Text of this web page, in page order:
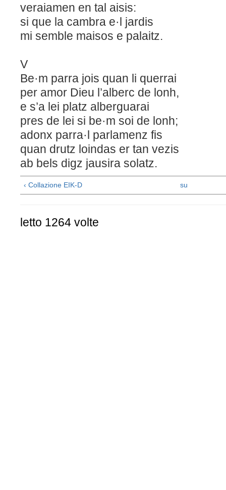
veraiamen en tal aisis:
si que la cambra e·l jardis
mi semble maisos e palaitz.
V
Be·m parra jois quan li querrai
per amor Dieu l’alberc de lonh,
e s’a lei platz alberguarai
pres de lei si be·m soi de lonh;
adonx parra·l parlamenz fis
quan drutz loindas er tan vezis
ab bels digz jausira solatz.
‹ Collazione EIK-D su
letto 1264 volte